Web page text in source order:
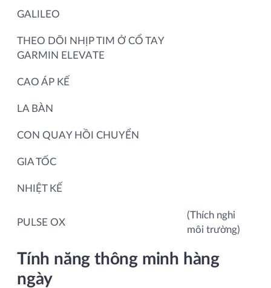
GALILEO
THEO DÕI NHỊP TIM Ở CỔ TAY
GARMIN ELEVATE
CAO ÁP KẾ
LA BÀN
CON QUAY HỒI CHUYỂN
GIA TỐC
NHIỆT KẾ
PULSE OX
(Thích nghi
môi trường)
Tính năng thông minh hàng
ngày